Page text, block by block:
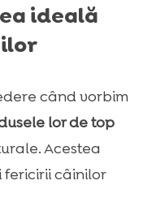
ideală
când vorbim
lor de top
Acestea
câinilor